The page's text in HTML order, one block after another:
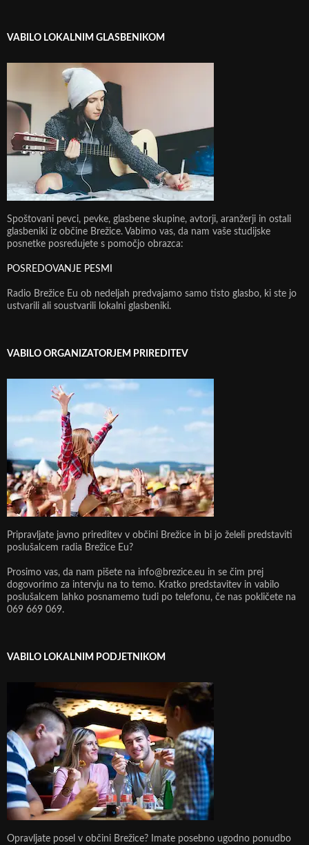
VABILO LOKALNIM GLASBENIKOM
Spoštovani pevci, pevke, glasbene skupine, avtorji, aranžerji in ostali
glasbeniki iz občine Brežice. Vabimo vas, da nam vaše studijske
posnetke posredujete s pomočjo obrazca:
POSREDOVANJE PESMI
Radio Brežice Eu ob nedeljah predvajamo samo tisto glasbo, ki ste jo
ustvarili ali soustvarili lokalni glasbeniki.
VABILO ORGANIZATORJEM PRIREDITEV
Pripravljate javno prireditev v občini Brežice in bi jo želeli predstaviti
poslušalcem radia Brežice Eu?
Prosimo vas, da nam pišete na info@brezice.eu in se čim prej
dogovorimo za intervju na to temo. Kratko predstavitev in vabilo
poslušalcem lahko posnamemo tudi po telefonu, če nas pokličete na
069 669 069.
VABILO LOKALNIM PODJETNIKOM
Opravljate posel v občini Brežice? Imate posebno ugodno ponudbo